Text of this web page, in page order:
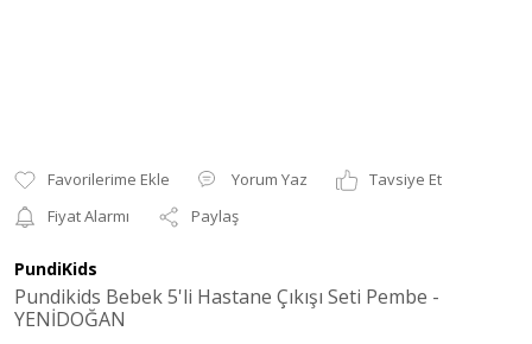
Yorum Yaz
Tavsiye Et
Fiyat Alarmı
Paylaş
PundiKids
Pundikids Bebek 5'li Hastane Çıkışı Seti Pembe -
YENİDOĞAN